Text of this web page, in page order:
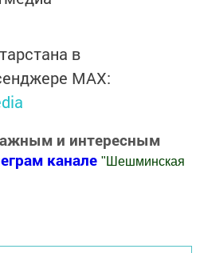
в
MАХ:
и интересным
канале " Шешминская